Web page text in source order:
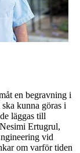
en begravning i
kunna göras i
läggas till
Ertugrul,
vid
om varför tiden